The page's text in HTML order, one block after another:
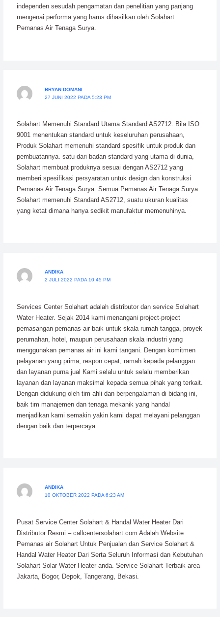
independen sesudah pengamatan dan penelitian yang panjang
mengenai performa yang harus dihasilkan oleh Solahart
Pemanas Air Tenaga Surya.
BRYAN DOMANI
27 JUNI 2022 PADA 5:23 PM
Solahart Memenuhi Standard Utama Standard AS2712. Bila ISO
9001 menentukan standard untuk keseluruhan perusahaan,
Produk Solahart memenuhi standard spesifik untuk produk dan
pembuatannya. satu dari badan standard yang utama di dunia,
Solahart membuat produknya sesuai dengan AS2712 yang
memberi spesifikasi persyaratan untuk design dan konstruksi
Pemanas Air Tenaga Surya. Semua Pemanas Air Tenaga Surya
Solahart memenuhi Standard AS2712, suatu ukuran kualitas
yang ketat dimana hanya sedikit manufaktur memenuhinya.
ANDIKA
2 JULI 2022 PADA 10:45 PM
Services Center Solahart adalah distributor dan service Solahart
Water Heater. Sejak 2014 kami menangani project-project
pemasangan pemanas air baik untuk skala rumah tangga, proyek
perumahan, hotel, maupun perusahaan skala industri yang
menggunakan pemanas air ini kami tangani. Dengan komitmen
pelayanan yang prima, respon cepat, ramah kepada pelanggan
dan layanan purna jual Kami selalu untuk selalu memberikan
layanan dan layanan maksimal kepada semua pihak yang terkait.
Dengan didukung oleh tim ahli dan berpengalaman di bidang ini,
baik tim manajemen dan tenaga mekanik yang handal
menjadikan kami semakin yakin kami dapat melayani pelanggan
dengan baik dan terpercaya.
ANDIKA
10 OKTOBER 2022 PADA 6:23 AM
Pusat Service Center Solahart & Handal Water Heater Dari
Distributor Resmi – callcentersolahart.com Adalah Website
Pemanas air Solahart Untuk Penjualan dan Service Solahart &
Handal Water Heater Dari Serta Seluruh Informasi dan Kebutuhan
Solahart Solar Water Heater anda. Service Solahart Terbaik area
Jakarta, Bogor, Depok, Tangerang, Bekasi.